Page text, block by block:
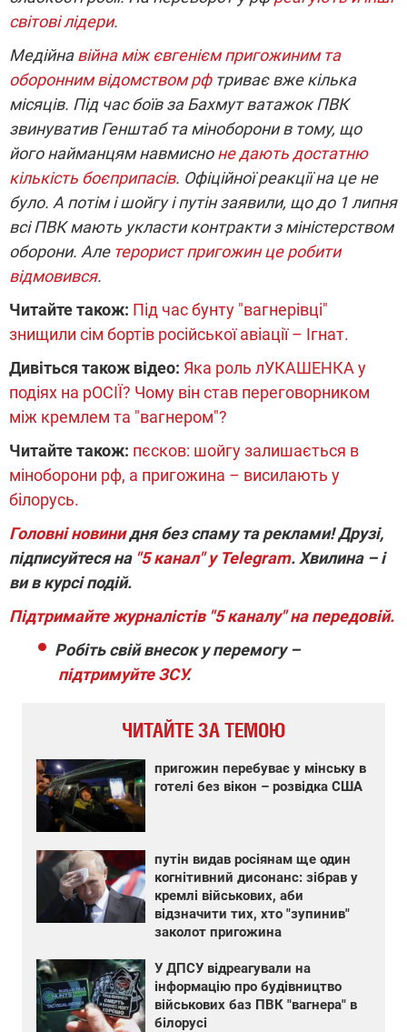
світові лідери.
Медійнавійна між євгенієм пригожиним та
оборонним відомством рфтриває вже кілька
місяців. Під час боїв за Бахмут ватажок ПВК
звинуватив Генштаб та міноборони в тому, що
його найманцям навмисноне дають достатню
кількість боєприпасів. Офіційної реакції на це не
було. А потім і шойгу і путін заявили, що до 1 липня
всі ПВК мають укласти контракти з міністерством
оборони. Але терорист пригожин це робити
відмовився.
Читайте також: Під час бунту "вагнерівці"
знищили сім бортів російської авіації – Ігнат.
Дивіться також відео: Яка роль лУКАШЕНКА у
подіях на рОСІЇ? Чому він став переговорником
між кремлем та "вагнером"?
Читайте також: пєсков: шойгу залишається в
міноборони рф, а пригожина – висилають у
білорусь.
Головні новинидня без спаму та реклами! Друзі,
підписуйтеся на "5 канал" у Telegram. Хвилина – і
ви в курсі подій.
Підтримайте журналістів "5 каналу" на передовій.
Робіть свій внесок у перемогу –
підтримуйте ЗСУ.
ЧИТАЙТЕ ЗА ТЕМОЮ
пригожин перебуває у мінську в
готелі без вікон – розвідка США
путін видав росіянам ще один
когнітивний дисонанс: зібрав у
кремлі військових, аби
відзначити тих, хто "зупинив"
заколот пригожина
У ДПСУ відреагували на
інформацію про будівництво
військових баз ПВК "вагнера" в
білорусі